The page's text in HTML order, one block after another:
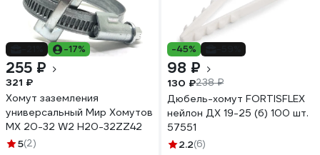
-17%
255 ₽
321 ₽
Хомут заземления
универсальный Мир Хомутов
МХ 20-32 W2 H20-32ZZ42
5(2)
-45%
98 ₽
130 ₽238 ₽
Дюбель-хомут FORTISFLEX
нейлон ДХ 19-25 (б) 100 шт.
57551
2.2(6)